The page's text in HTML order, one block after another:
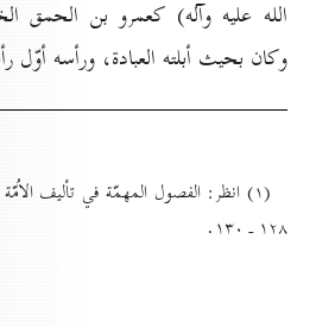
الله عليه وآله) كعمرو بن الحمق
وكان بحيث أبلته العبادة، ورأسه
(۱) انظر: الفصول المهمّة في تأليف
۱۲۸ ـ ۱۳٠.